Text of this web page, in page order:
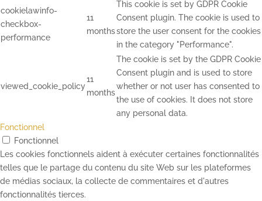
cookielawinfo-
checkbox-
performance
11
months
This cookie is set by GDPR Cookie
Consent plugin. The cookie is used to
store the user consent for the cookies
in the category "Performance".
viewed_cookie_policy
11
months
The cookie is set by the GDPR Cookie
Consent plugin and is used to store
whether or not user has consented to
the use of cookies. It does not store
any personal data.
Fonctionnel
Fonctionnel
Les cookies fonctionnels aident à exécuter certaines fonctionnalités
telles que le partage du contenu du site Web sur les plateformes
de médias sociaux, la collecte de commentaires et d'autres
fonctionnalités tierces.